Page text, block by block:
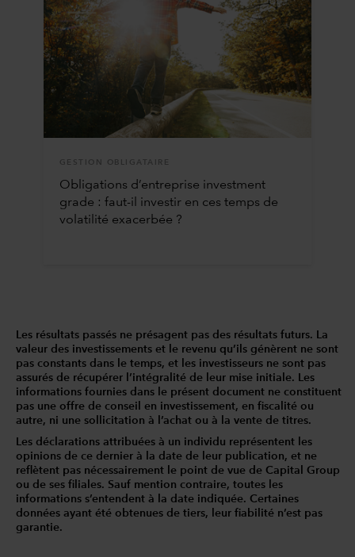
GESTION OBLIGATAIRE
Obligations d’entreprise investment
grade : faut-il investir en ces temps de
volatilité exacerbée ?
Les résultats passés ne présagent pas des résultats futurs. La
valeur des investissements et le revenu qu’ils génèrent ne sont
pas constants dans le temps, et les investisseurs ne sont pas
assurés de récupérer l’intégralité de leur mise initiale. Les
informations fournies dans le présent document ne constituent
pas une offre de conseil en investissement, en fiscalité ou
autre, ni une sollicitation à l’achat ou à la vente de titres.
Les déclarations attribuées à un individu représentent les
opinions de ce dernier à la date de leur publication, et ne
reflètent pas nécessairement le point de vue de Capital Group
ou de ses filiales. Sauf mention contraire, toutes les
informations s’entendent à la date indiquée. Certaines
données ayant été obtenues de tiers, leur fiabilité n’est pas
garantie.